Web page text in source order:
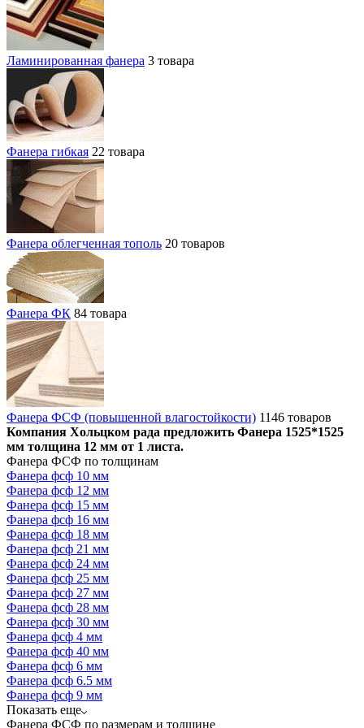
Ламинированная фанера 3 товара
Фанера гибкая 22 товара
Фанера облегченная тополь 20 товаров
Фанера ФК 84 товара
Фанера ФСФ (повышенной влагостойкости) 1146 товаров
Компания Хольцком рада предложить Фанера 1525*1525
мм толщина 12 мм от 1 листа.
Фанера ФСФ по толщинам
Фанера фсф 10 мм
Фанера фсф 12 мм
Фанера фсф 15 мм
Фанера фсф 16 мм
Фанера фсф 18 мм
Фанера фсф 21 мм
Фанера фсф 24 мм
Фанера фсф 25 мм
Фанера фсф 27 мм
Фанера фсф 28 мм
Фанера фсф 30 мм
Фанера фсф 4 мм
Фанера фсф 40 мм
Фанера фсф 6 мм
Фанера фсф 6.5 мм
Фанера фсф 9 мм
Показать еще
Фанера ФСФ по размерам и толщине